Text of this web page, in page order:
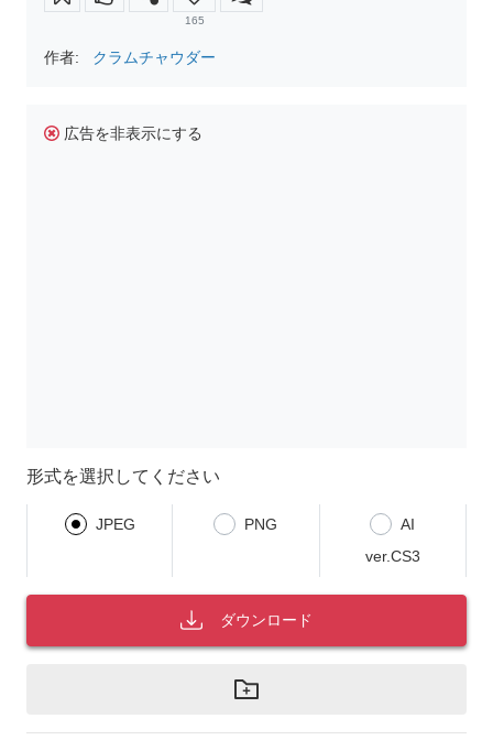
165
作者: クラムチャウダー
広告を非表示にする
形式を選択してください
JPEG PNG
AI
ver.CS3
ダウンロード